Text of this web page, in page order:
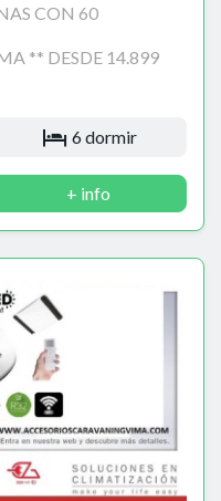
CON 60
** DESDE 14.899
6 dormir
+ info